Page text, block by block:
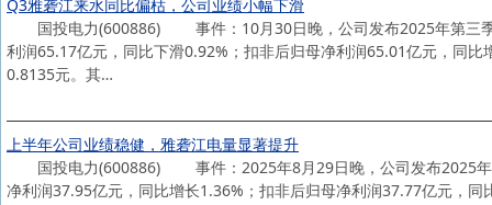
Q3雅砻江来水同比偏枯，公司业绩小幅下滑
国投电力(600886) 事件：10月30日晚，公司发布2025年第三季
利润65.17亿元，同比下滑0.92%；扣非后归母净利润65.01亿元，同
0.8135元。其…
上半年公司业绩稳健，雅砻江电量显著提升
国投电力(600886) 事件：2025年8月29日晚，公司发布2025年
净利润37.95亿元，同比增长1.36%；扣非后归母净利润37.77亿元，